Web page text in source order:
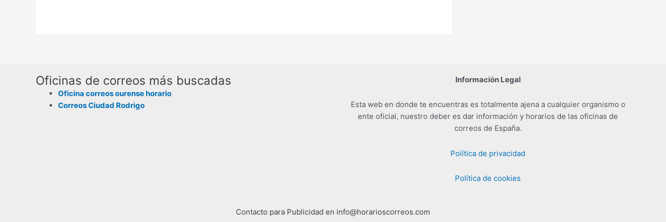
Oficinas de correos más buscadas
Oficina correos ourense horario
Correos Ciudad Rodrigo
Información Legal
Esta web en donde te encuentras es totalmente ajena a cualquier organismo o
ente oficial, nuestro deber es dar información y horarios de las oficinas de
correos de España.
Política de privacidad
Política de cookies
Contacto para Publicidad en info@horarioscorreos.com